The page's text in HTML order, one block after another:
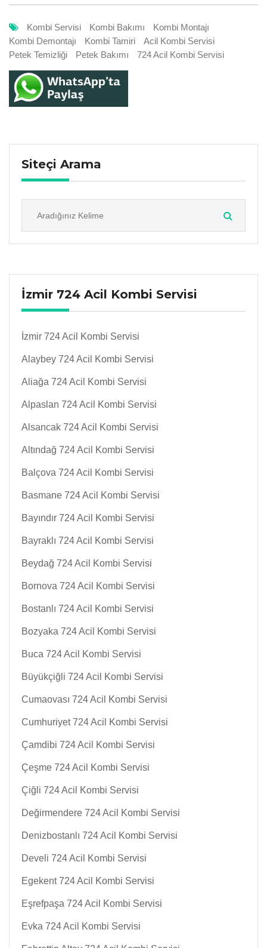
Kombi Servisi Kombi Bakımı
Kombi Montajı
Kombi Demontajı
Kombi Tamiri
Acil Kombi Servisi
Petek Temizliği
Petek Bakımı 724 Acil Kombi Servisi
Siteçi Arama
İzmir 724 Acil Kombi Servisi
İzmir 724 Acil Kombi Servisi
Alaybey 724 Acil Kombi Servisi
Aliağa 724 Acil Kombi Servisi
Alpaslan 724 Acil Kombi Servisi
Alsancak 724 Acil Kombi Servisi
Altındağ 724 Acil Kombi Servisi
Balçova 724 Acil Kombi Servisi
Basmane 724 Acil Kombi Servisi
Bayındır 724 Acil Kombi Servisi
Bayraklı 724 Acil Kombi Servisi
Beydağ 724 Acil Kombi Servisi
Bornova 724 Acil Kombi Servisi
Bostanlı 724 Acil Kombi Servisi
Bozyaka 724 Acil Kombi Servisi
Buca 724 Acil Kombi Servisi
Büyükçiğli 724 Acil Kombi Servisi
Cumaovası 724 Acil Kombi Servisi
Cumhuriyet 724 Acil Kombi Servisi
Çamdibi 724 Acil Kombi Servisi
Çeşme 724 Acil Kombi Servisi
Çiğli 724 Acil Kombi Servisi
Değirmendere 724 Acil Kombi Servisi
Denizbostanlı 724 Acil Kombi Servisi
Develi 724 Acil Kombi Servisi
Egekent 724 Acil Kombi Servisi
Eşrefpaşa 724 Acil Kombi Servisi
Evka 724 Acil Kombi Servisi